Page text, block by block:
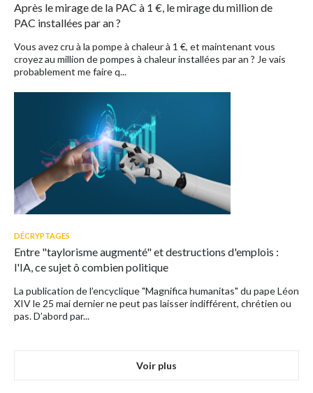
Après le mirage de la PAC à 1 €, le mirage du million de
PAC installées par an ?
Vous avez cru à la pompe à chaleur à 1 €, et maintenant vous
croyez au million de pompes à chaleur installées par an ? Je vais
probablement me faire q...
DÉCRYPTAGES
Entre "taylorisme augmenté" et destructions d'emplois :
l'IA, ce sujet ô combien politique
La publication de l’encyclique "Magnifica humanitas" du pape Léon
XIV le 25 mai dernier ne peut pas laisser indifférent, chrétien ou
pas. D’abord par...
Voir plus